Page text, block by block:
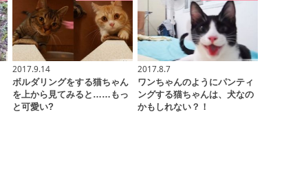
2017.9.14
ボルダリングをする猫ちゃん
を上から見てみると……もっ
と可愛い?
2017.8.7
ワンちゃんのようにパンティ
ングする猫ちゃんは、犬なの
かもしれない？！